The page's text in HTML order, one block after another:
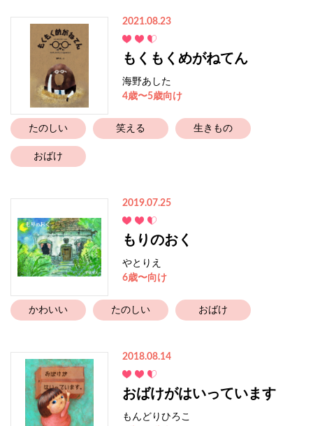
2021.08.23
もくもくめがねてん
海野あした
4歳〜5歳向け
たのしい 笑える 生きもの
おばけ
2019.07.25
もりのおく
やとりえ
6歳〜向け
かわいい たのしい おばけ
2018.08.14
おばけがはいっています
もんどりひろこ